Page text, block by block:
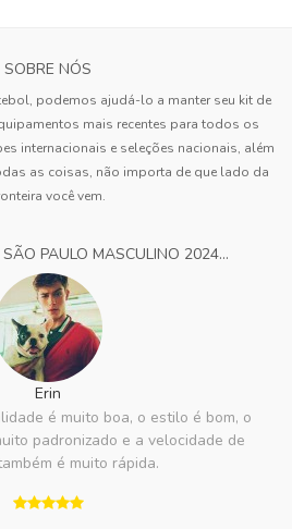
SOBRE NÓS
podemos ajudá-lo a manter seu kit de
mais recentes para todos os
internacionais e seleções nacionais, além
as coisas, não importa de que lado da
você vem.
PAULO MASCULINO 2024...
Erin
é muito boa, o estilo é bom, o
padronizado e a velocidade de
é muito rápida.